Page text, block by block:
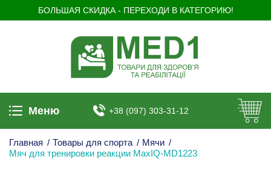
БОЛЬШАЯ СКИДКА - ПЕРЕХОДИ В КАТЕГОРИЮ!
Меню +38 (097) 303-31-12
Главная / Товары для спорта / Мячи /
Мяч для тренировки реакции MaxIQ-MD1223